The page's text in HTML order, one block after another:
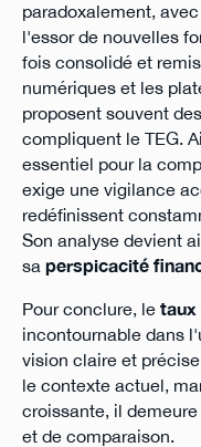
paradoxalement,
l'essor de nouvelles
fois consolidé et
numériques et les
proposent souvent
compliquent le TEG.
essentiel pour la
exige une vigilance
redéfinissent
Son analyse devient
sa perspicacité
Pour conclure, le taux
incontournable dans
vision claire et
le contexte actuel,
croissante, il
et de comparaison.